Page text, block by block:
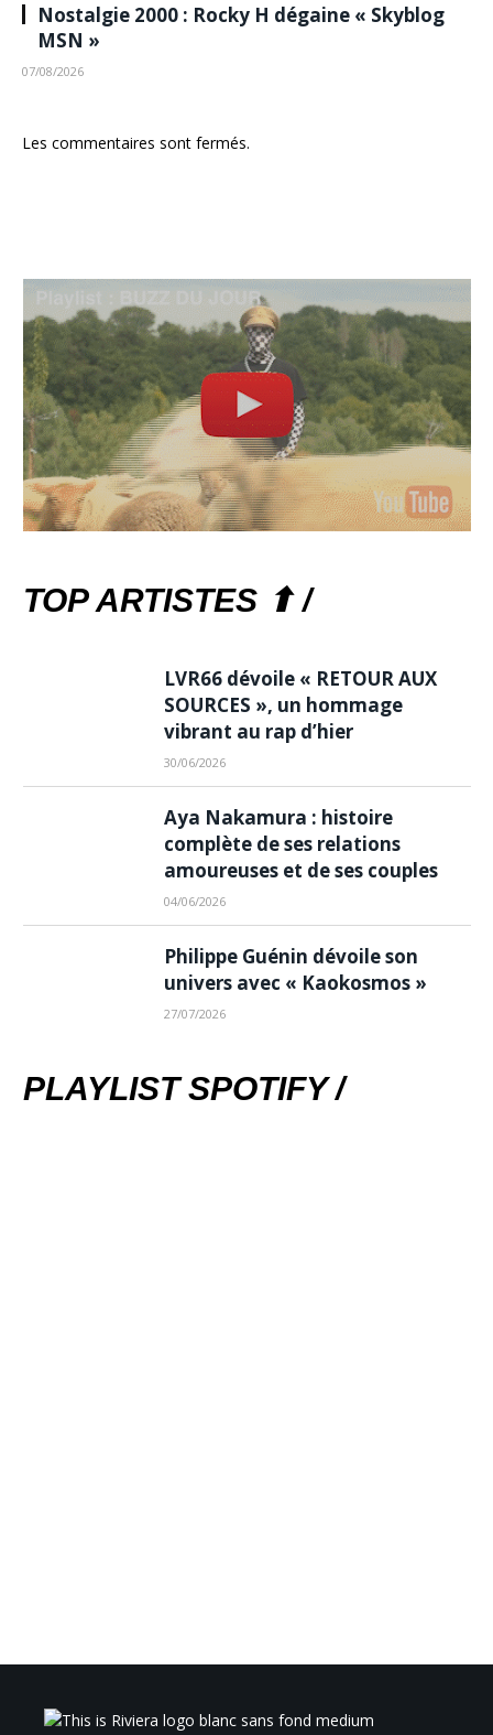
Nostalgie 2000 : Rocky H dégaine « Skyblog
MSN »
07/08/2026
Les commentaires sont fermés.
TOP ARTISTES ⬆ /
LVR66 dévoile « RETOUR AUX
SOURCES », un hommage
vibrant au rap d’hier
30/06/2026
Aya Nakamura : histoire
complète de ses relations
amoureuses et de ses couples
04/06/2026
Philippe Guénin dévoile son
univers avec « Kaokosmos »
27/07/2026
PLAYLIST SPOTIFY /